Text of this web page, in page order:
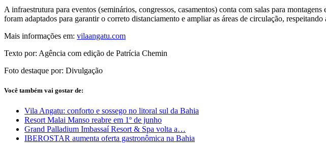
A infraestrutura para eventos (seminários, congressos, casamentos) conta com salas para
foram adaptados para garantir o correto distanciamento e ampliar as áreas de circulação,
Mais informações em: vilaangatu.com
Texto por: Agência com edição de Patrícia Chemin
Foto destaque por: Divulgação
Você também vai gostar de:
Vila Angatu: conforto e sossego no litoral sul da Bahia
Resort Malai Manso reabre em 1º de junho
Grand Palladium Imbassaí Resort & Spa volta a…
IBEROSTAR aumenta oferta gastronômica na Bahia